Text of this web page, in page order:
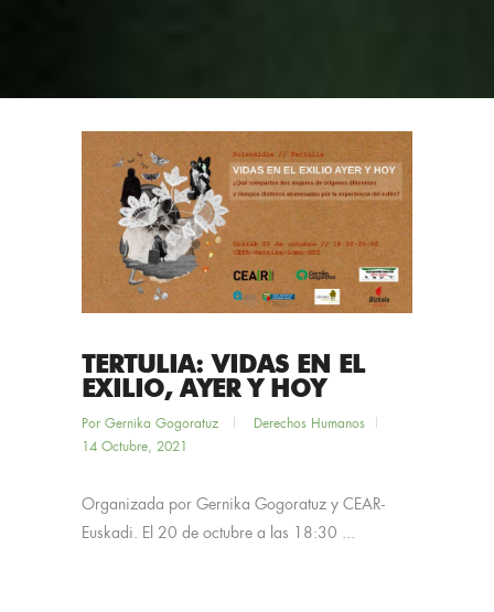
TERTULIA: VIDAS EN EL
EXILIO, AYER Y HOY
Por Gernika Gogoratuz
Derechos Humanos
14 Octubre, 2021
Organizada por Gernika Gogoratuz y CEAR-
Euskadi. El 20 de octubre a las 18:30 ...